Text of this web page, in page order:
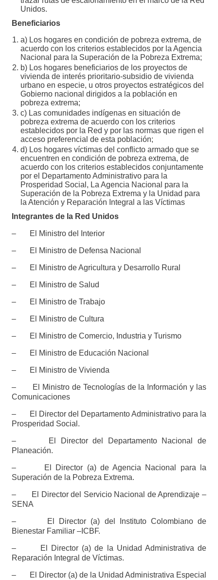
Unidos.
Beneficiarios
a) Los hogares en condición de pobreza extrema, de
acuerdo con los criterios establecidos por la Agencia
Nacional para la Superación de la Pobreza Extrema;
b) Los hogares beneficiarios de los proyectos de
vivienda de interés prioritario-subsidio de vivienda
urbano en especie, u otros proyectos estratégicos del
Gobierno nacional dirigidos a la población en
pobreza extrema;
c) Las comunidades indígenas en situación de
pobreza extrema de acuerdo con los criterios
establecidos por la Red y por las normas que rigen el
acceso preferencial de esta población;
d) Los hogares víctimas del conflicto armado que se
encuentren en condición de pobreza extrema, de
acuerdo con los criterios establecidos conjuntamente
por el Departamento Administrativo para la
Prosperidad Social, La Agencia Nacional para la
Superación de la Pobreza Extrema y la Unidad para
la Atención y Reparación Integral a las Víctimas
Integrantes de la Red Unidos
– El Ministro del Interior
– El Ministro de Defensa Nacional
– El Ministro de Agricultura y Desarrollo Rural
– El Ministro de Salud
– El Ministro de Trabajo
– El Ministro de Cultura
– El Ministro de Comercio, Industria y Turismo
– El Ministro de Educación Nacional
– El Ministro de Vivienda
– El Ministro de Tecnologías de la Información y las
Comunicaciones
– El Director del Departamento Administrativo para la
Prosperidad Social.
– El Director del Departamento Nacional de
Planeación.
– El Director (a) de Agencia Nacional para la
Superación de la Pobreza Extrema.
– El Director del Servicio Nacional de Aprendizaje –
SENA
– El Director (a) del Instituto Colombiano de
Bienestar Familiar –ICBF.
– El Director (a) de la Unidad Administrativa de
Reparación Integral de Víctimas.
– El Director (a) de la Unidad Administrativa Especial